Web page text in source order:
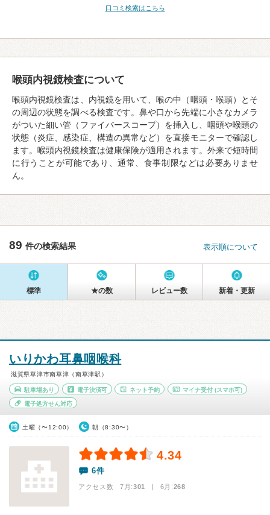
口コミ検索はこちら
喉頭内視鏡検査について
喉頭内視鏡検査は、内視鏡を用いて、喉の中（咽頭・喉頭）とそ
の周辺の状態を調べる検査です。鼻や口から先端に小さなカメラ
がついた細い管（ファイバースコープ）を挿入し、咽頭や喉頭の
状態（炎症、感染症、構造の異常など）を直接モニターで確認し
ます。喉頭内視鏡検査は健康保険が適用されます。外来で短時間
に行うことが可能であり、通常、食事制限などは必要ありませ
ん。
89 件の検索結果 表示順について
標準 ★の数 レビュー数 新着・更新
いりかわ耳鼻咽喉科
滋賀県草津市南草津（南草津駅）
駐車場あり 電子決済可 ネット予約 マイナ受付 (スマホ可)
電子処方せん対応
土曜（〜12:00） 朝（8:30〜）
4.34
6件
アクセス数 7月:301 | 6月:268